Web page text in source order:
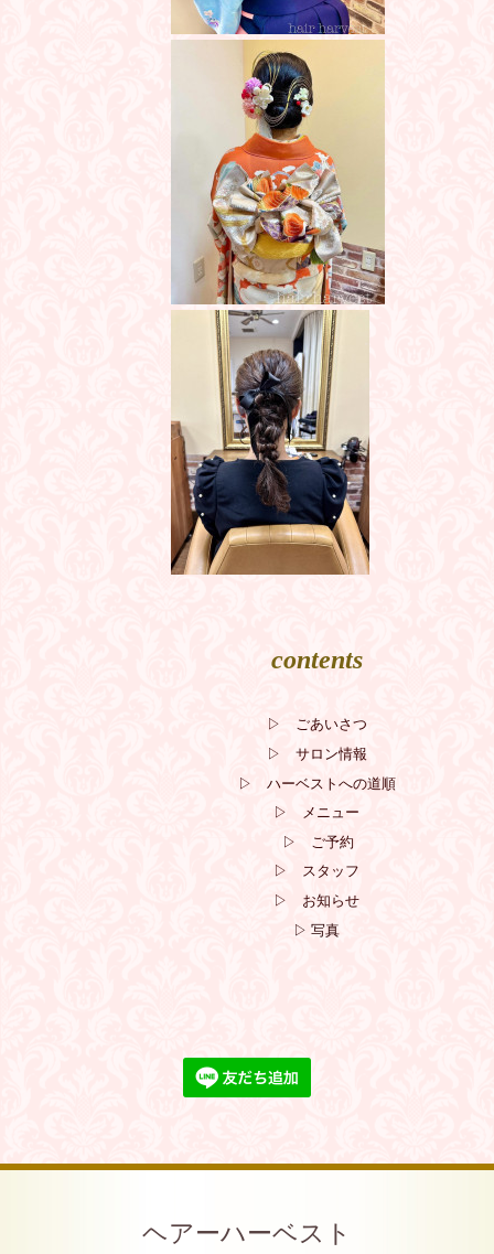
contents
▷ ごあいさつ
▷ サロン情報
▷ ハーベストへの道順
▷ メニュー
▷ ご予約
▷ スタッフ
▷ お知らせ
▷ 写真
ヘアーハーベスト